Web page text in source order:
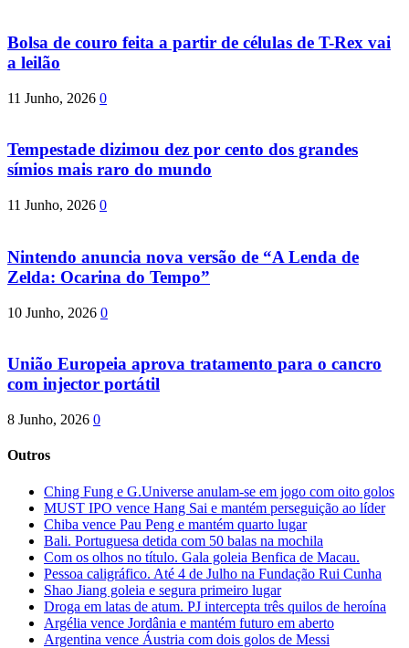
Bolsa de couro feita a partir de células de T-Rex vai
a leilão
11 Junho, 2026 0
Tempestade dizimou dez por cento dos grandes
símios mais raro do mundo
11 Junho, 2026 0
Nintendo anuncia nova versão de “A Lenda de
Zelda: Ocarina do Tempo”
10 Junho, 2026 0
União Europeia aprova tratamento para o cancro
com injector portátil
8 Junho, 2026 0
Outros
Ching Fung e G.Universe anulam-se em jogo com oito golos
MUST IPO vence Hang Sai e mantém perseguição ao líder
Chiba vence Pau Peng e mantém quarto lugar
Bali. Portuguesa detida com 50 balas na mochila
Com os olhos no título. Gala goleia Benfica de Macau.
Pessoa caligráfico. Até 4 de Julho na Fundação Rui Cunha
Shao Jiang goleia e segura primeiro lugar
Droga em latas de atum. PJ intercepta três quilos de heroína
Argélia vence Jordânia e mantém futuro em aberto
Argentina vence Áustria com dois golos de Messi